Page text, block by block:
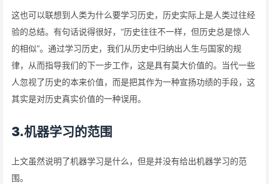
这也可以联想到人类为什么要学习历史，历史实际上是人类过往经
验的总结。有句话说得很好，“历史往往不一样，但历史总是惊人
的相似”。通过学习历史，我们从历史中归纳出人生与国家的规
律，从而指导我们的下一步工作，这是具有莫大价值的。当代一些
人忽视了历史的本来价值，而是把其作为一种宣扬功绩的手段，这
其实是对历史真实价值的一种误用。
3.机器学习的范围
上文虽然说明了机器学习是什么，但是并没有给出机器学习的范
围。